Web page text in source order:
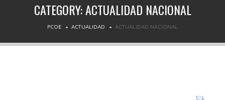
CATEGORY:ACTUALIDAD NACIONAL
PCOE ACTUALIDAD ACTUALIDAD NACIONAL